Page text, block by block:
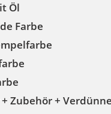
Öl
Farbe
Zubehör +